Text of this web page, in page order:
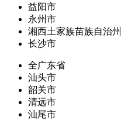
益阳市
永州市
湘西土家族苗族自治州
长沙市
全广东省
汕头市
韶关市
清远市
汕尾市